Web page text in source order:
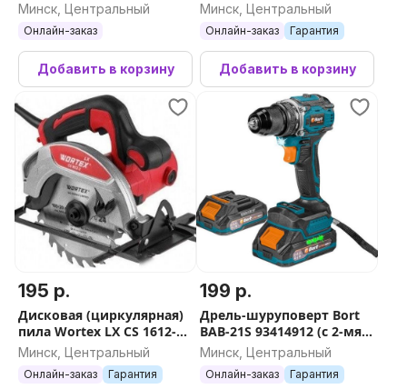
Минск, Центральный
Онлайн-заказ
Добавить в корзину
Минск, Центральный
Онлайн-заказ Гарантия
Добавить в корзину
195 р.
Дисковая (циркулярная)
пила Wortex LX CS 1612-2
1333555
Минск, Центральный
Онлайн-заказ Гарантия
199 р.
Дрель-шуруповерт Bort
BAB-21S 93414912 (с 2-мя
АКБ, кейс)
Минск, Центральный
Онлайн-заказ Гарантия